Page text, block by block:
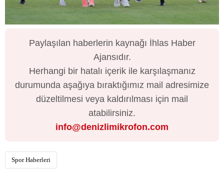
Paylaşılan haberlerin kaynağı İhlas Haber
Ajansıdır.
Herhangi bir hatalı içerik ile karşılaşmanız
durumunda aşağıya bıraktığımız mail adresimize
düzeltilmesi veya kaldırılması için mail
atabilirsiniz.
info@denizlimikrofon.com
Spor Haberleri